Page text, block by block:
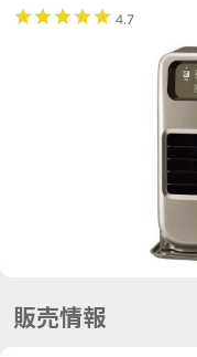
4.7
販売情報